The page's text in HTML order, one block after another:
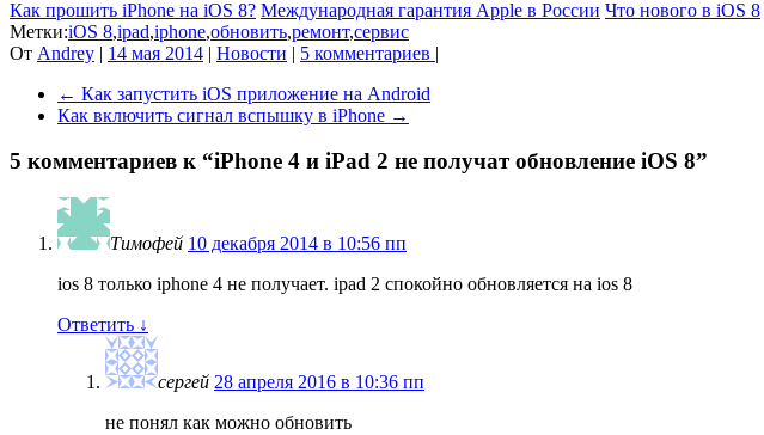
Как прошить iPhone на iOS 8? Международная гарантия Apple в России Что нового в iOS 8
Метки:iOS 8,ipad,iphone,обновить,ремонт,сервис
От Andrey | 14 мая 2014 | Новости | 5 комментариев |
← Как запустить iOS приложение на Android
Как включить сигнал вспышку в iPhone →
5 комментариев к “iPhone 4 и iPad 2 не получат обновление iOS 8”
Тимофей 10 декабря 2014 в 10:56 пп
ios 8 только iphone 4 не получает. ipad 2 спокойно обновляется на ios 8
Ответить ↓
сергей 28 апреля 2016 в 10:36 пп
не понял как можно обновить